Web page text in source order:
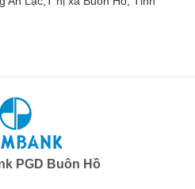
PGD Buôn Hồ